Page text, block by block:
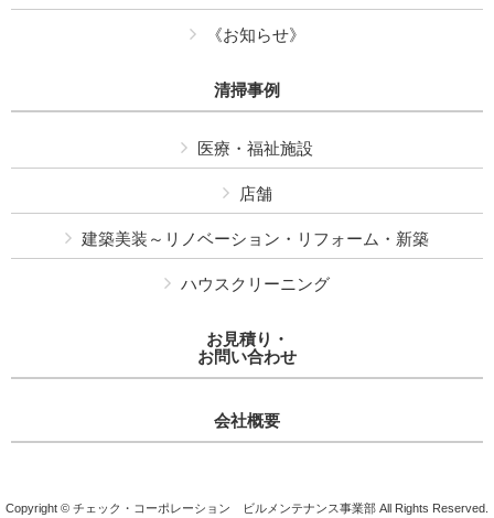
《お知らせ》
清掃事例
医療・福祉施設
店舗
建築美装～リノベーション・リフォーム・新築
ハウスクリーニング
お見積り・
お問い合わせ
会社概要
Copyright © チェック・コーポレーション ビルメンテナンス事業部 All Rights Reserved.